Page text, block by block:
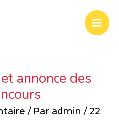
annonce des
/ Par admin/22